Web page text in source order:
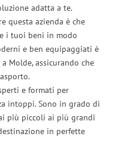
adatta a te.
questa azienda è che
i tuoi beni in modo
e ben equipaggiati è
Molde, assicurando che
e formati per
intoppi. Sono in grado di
più piccoli ai più grandi
in perfette